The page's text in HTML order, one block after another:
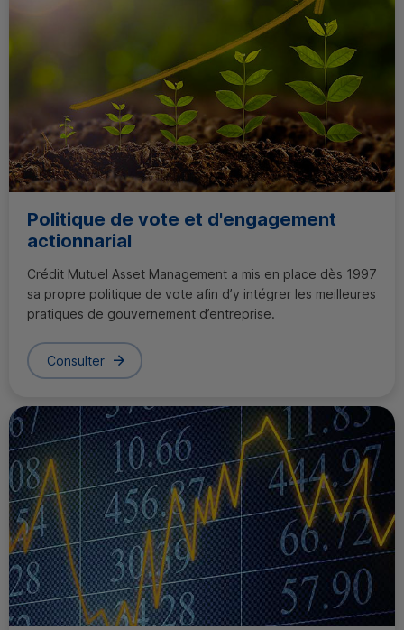
Politique de vote et d'engagement
actionnarial
Crédit Mutuel Asset Management a mis en place dès 1997
sa propre politique de vote afin d’y intégrer les meilleures
pratiques de gouvernement d’entreprise.
Consulter